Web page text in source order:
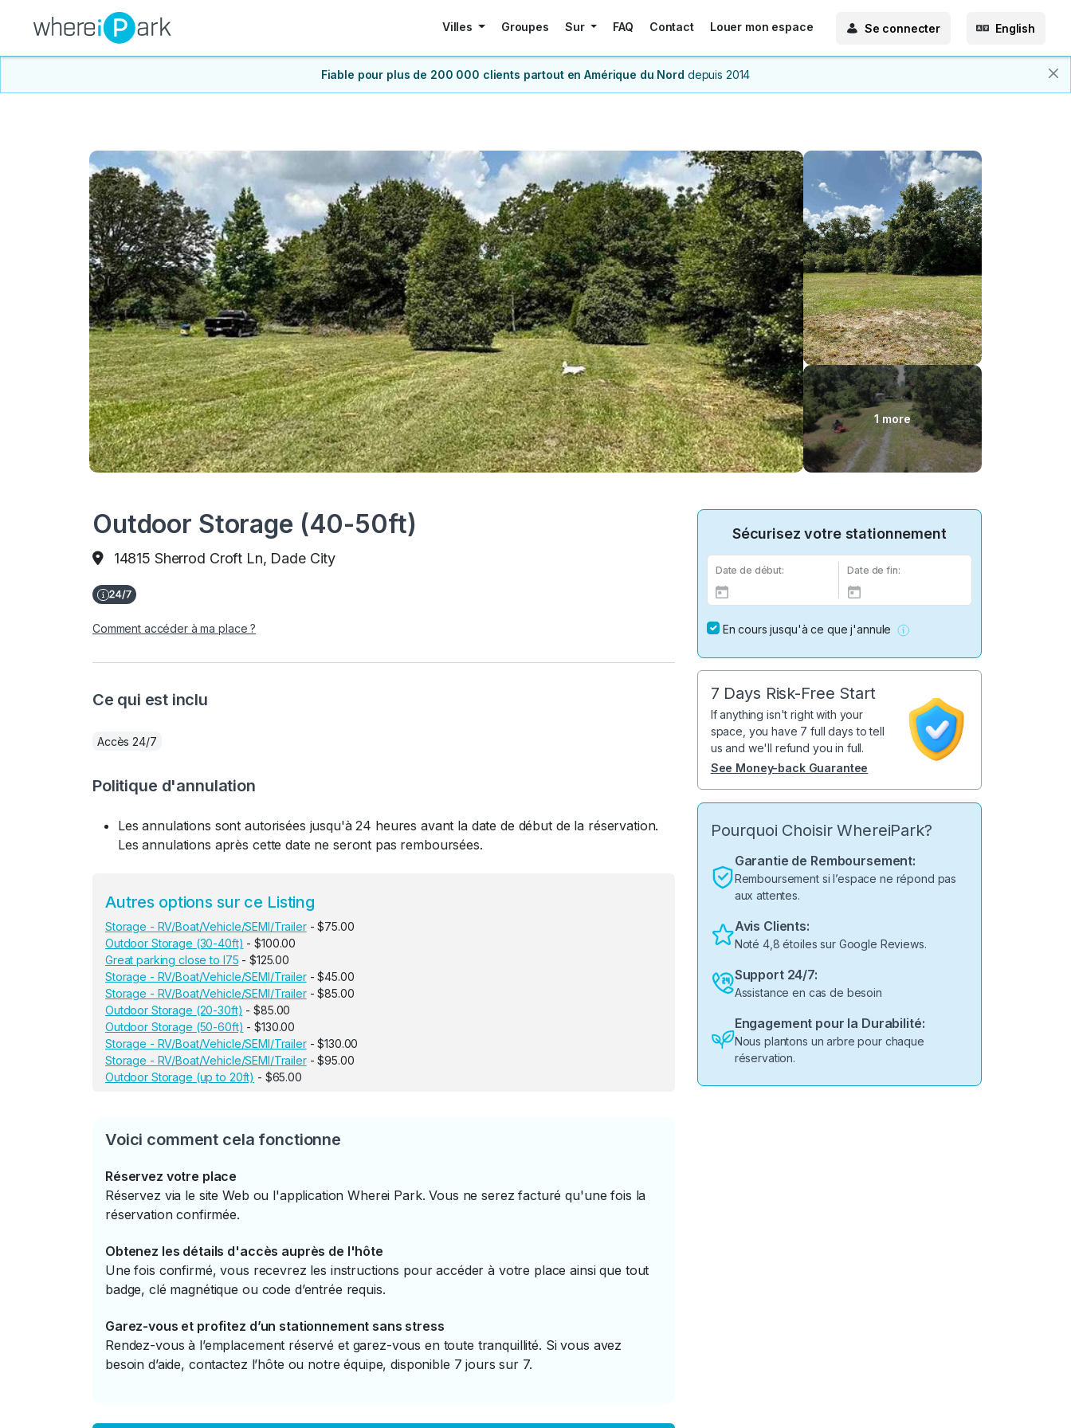
Villes Groupes Sur FAQ Contact Louer mon espace Se connecter English
Fiable pour plus de 200 000 clients partout en Amérique du Nord depuis 2014
1 more
Outdoor Storage (40-50ft)
14815 Sherrod Croft Ln, Dade City
Comment accéder à ma place ?
Ce qui est inclu
Accès 24/7
Politique d'annulation
Les annulations sont autorisées jusqu'à 24 heures avant la date de début de la réservation.
Les annulations après cette date ne seront pas remboursées.
Autres options sur ce Listing
Storage - RV/Boat/Vehicle/SEMI/Trailer- $75.00
Outdoor Storage (30-40ft) - $100.00
Great parking close to I75 - $125.00
Storage - RV/Boat/Vehicle/SEMI/Trailer- $45.00
Storage - RV/Boat/Vehicle/SEMI/Trailer- $85.00
Outdoor Storage (20-30ft) - $85.00
Outdoor Storage (50-60ft) - $130.00
Storage - RV/Boat/Vehicle/SEMI/Trailer- $130.00
Storage - RV/Boat/Vehicle/SEMI/Trailer- $95.00
Outdoor Storage (up to 20ft) - $65.00
Voici comment cela fonctionne
Réservez votre place
Réservez via le site Web ou l'application Wherei Park. Vous ne serez facturé qu'une fois la
réservation confirmée.
Obtenez les détails d'accès auprès de l'hôte
Une fois confirmé, vous recevrez les instructions pour accéder à votre place ainsi que tout
badge, clé magnétique ou code d’entrée requis.
Garez-vous et profitez d’un stationnement sans stress
Rendez-vous à l’emplacement réservé et garez-vous en toute tranquillité. Si vous avez
besoin d’aide, contactez l’hôte ou notre équipe, disponible 7 jours sur 7.
Sécurisez votre stationnement
Date de début: Date de fin:
En cours jusqu'à ce que j'annule
7 Days Risk-Free Start
If anything isn't right with your
space, you have 7 full days to tell
us and we'll refund you in full.
See Money-back Guarantee
Pourquoi Choisir WhereiPark?
Garantie de Remboursement:
Remboursement si l’espace ne répond pas
aux attentes.
Avis Clients:
Noté 4,8 étoiles sur Google Reviews.
Support 24/7:
Assistance en cas de besoin
Engagement pour la Durabilité:
Nous plantons un arbre pour chaque
réservation.